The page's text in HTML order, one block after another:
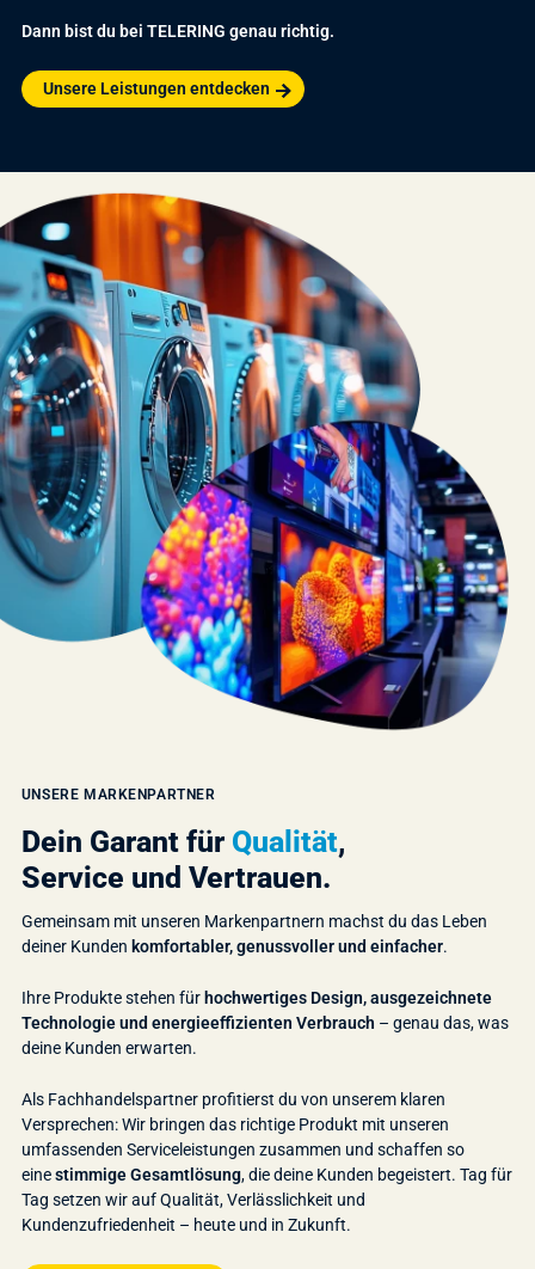
Dann bist du bei TELERING genau richtig.
Unsere Leistungen entdecken
UNSERE MARKENPARTNER
Dein Garant für Qualität,
Service und Vertrauen.
Gemeinsam mit unseren Markenpartnern machst du das Leben
deiner Kunden komfortabler, genussvoller und einfacher.
Ihre Produkte stehen für hochwertiges Design, ausgezeichnete
Technologie und energieeffizienten Verbrauch – genau das, was
deine Kunden erwarten.
Als Fachhandelspartner profitierst du von unserem klaren
Versprechen: Wir bringen das richtige Produkt mit unseren
umfassenden Serviceleistungen zusammen und schaffen so
einestimmige Gesamtlösung, die deine Kunden begeistert. Tag für
Tag setzen wir auf Qualität, Verlässlichkeit und
Kundenzufriedenheit – heute und in Zukunft.